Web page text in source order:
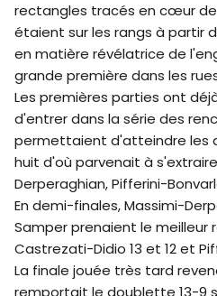
rectangles tracés en cœur
étaient sur les rangs à partir
en matière révélatrice de
grande première dans les
Les premières parties ont
d'entrer dans la série des
permettaient d'atteindre les
huit d'où parvenait à
Derperaghian, Pifferini-
En demi-finales, Massimi-
Samper prenaient le meilleur
Castrezati-Didio 13 et 12 et
La finale jouée très tard
remportait le doublette 13-9